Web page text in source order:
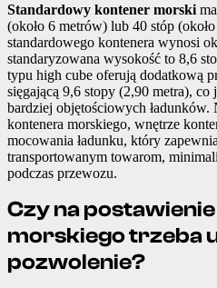
Standardowy kontener morski
(około 6 metrów) lub 40 stóp
standardowego kontenera wynosi
standaryzowana wysokość to 8,6
typu high cube oferują dodatkową
sięgającą 9,6 stopy (2,90 metra),
bardziej objętościowych
kontenera morskiego, wnętrze
mocowania ładunku, który
transportowanym towarom,
podczas przewozu.
Czy na
morskiego trzeba
pozwolenie?